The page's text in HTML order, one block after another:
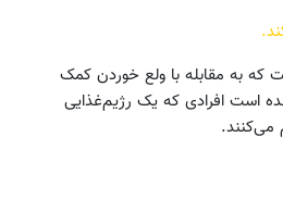
که به مقابله با ولع خوردن کمک
افرادی که یک رژیم‌غذایی
می‌کنند.